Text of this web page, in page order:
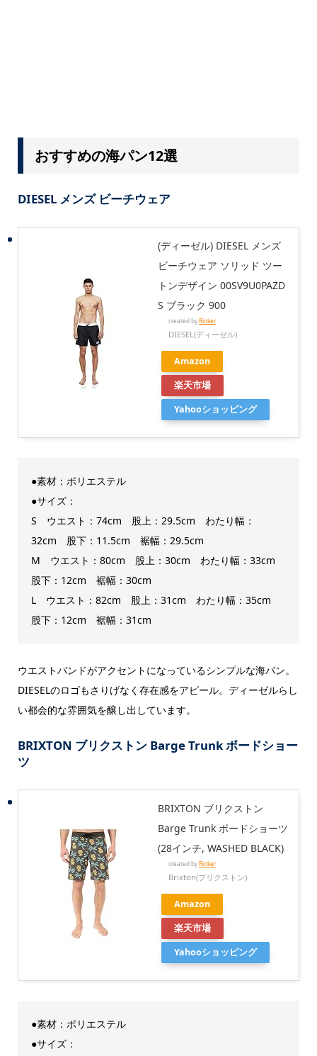
おすすめの海パン12選
DIESEL メンズ ビーチウェア
(ディーゼル) DIESEL メンズ
ビーチウェア ソリッド ツー
トンデザイン 00SV9U0PAZD
S ブラック 900
created byRinker
DIESEL(ディーゼル)
Amazon
楽天市場
Yahooショッピング
●素材：ポリエステル
●サイズ：
S ウエスト：74cm 股上：29.5cm わたり幅：
32cm 股下：11.5cm 裾幅：29.5cm
M ウエスト：80cm 股上：30cm わたり幅：33cm
股下：12cm 裾幅：30cm
L ウエスト：82cm 股上：31cm わたり幅：35cm
股下：12cm 裾幅：31cm
ウエストバンドがアクセントになっているシンプルな海パン。
DIESELのロゴもさりげなく存在感をアピール。ディーゼルらし
い都会的な雰囲気を醸し出しています。
BRIXTON ブリクストン Barge Trunk ボードショー
ツ
BRIXTON ブリクストン
Barge Trunk ボードショーツ
(28インチ, WASHED BLACK)
created byRinker
Brixton(ブリクストン)
Amazon
楽天市場
Yahooショッピング
●素材：ポリエステル
●サイズ：